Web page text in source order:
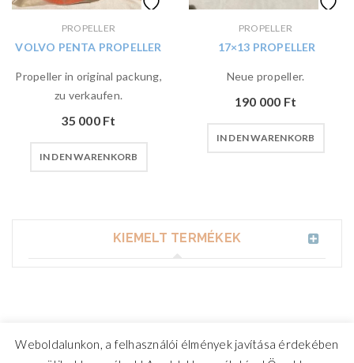
PROPELLER
VOLVO PENTA PROPELLER
Propeller in original packung,
zu verkaufen.
35 000 Ft
IN DEN WARENKORB
PROPELLER
17×13 PROPELLER
Neue propeller.
190 000 Ft
IN DEN WARENKORB
KIEMELT TERMÉKEK
Weboldalunkon, a felhasználói élmények javítása érdekében